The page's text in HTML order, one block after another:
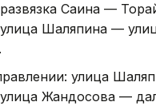
Саина —
Шаляпина —
улица
Жандосова —